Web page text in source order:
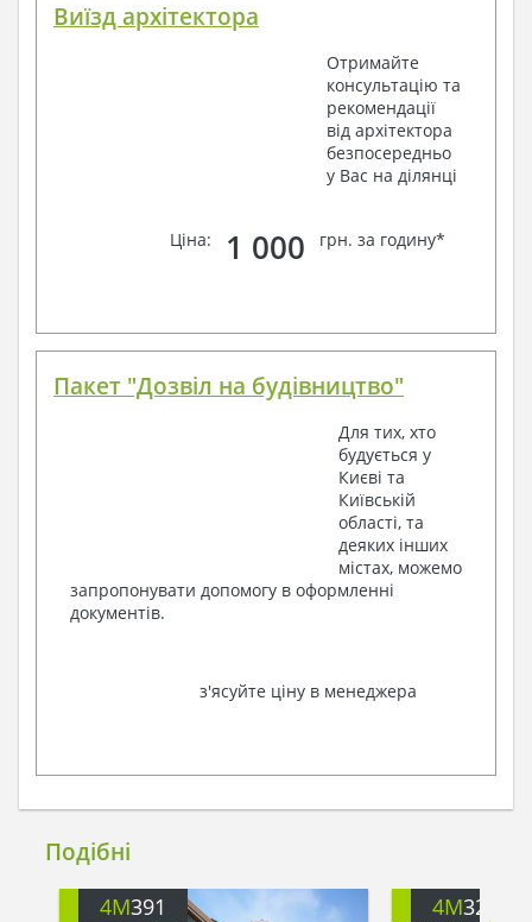
Виїзд архітектора
Отримайте
консультацію та
рекомендації
від архітектора
безпосередньо
у Вас на ділянці
Ціна: 1 000 грн. за годину*
Пакет "Дозвіл на будівництво"
Для тих, хто
будується у
Києві та
Київській
області, та
деяких інших
містах, можемо
запропонувати допомогу в оформленні
документів.
з'ясуйте ціну в менеджера
Подібні
4M391 4M3200